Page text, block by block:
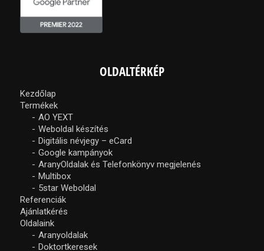
OLDALTÉRKÉP
Kezdőlap
Termékek
AO YEXT
Weboldal készítés
Digitális névjegy – eCard
Google kampányok
AranyOldalak és Telefonkönyv megjelenés
Multibox
5star Weboldal
Referenciák
Ajánlatkérés
Oldalaink
Aranyoldalak
Doktortkeresek